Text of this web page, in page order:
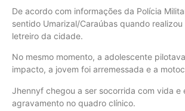
De acordo com informações da Polícia
sentido Umarizal/Caraúbas quando
letreiro da cidade.
No mesmo momento, a adolescente
impacto, a jovem foi arremessada e a
Jhennyf chegou a ser socorrida com vida e
agravamento no quadro clínico.